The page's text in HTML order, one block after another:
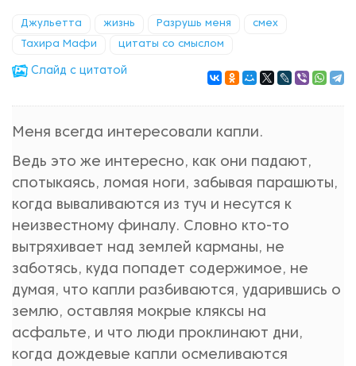
Джульетта жизнь Разрушь меня смех
Тахира Мафи цитаты со смыслом
Cлайд с цитатой
Меня всегда интересовали капли.
Ведь это же интересно, как они падают,
спотыкаясь, ломая ноги, забывая парашюты,
когда вываливаются из туч и несутся к
неизвестному финалу. Словно кто-то
вытряхивает над землей карманы, не
заботясь, куда попадет содержимое, не
думая, что капли разбиваются, ударившись о
землю, оставляя мокрые кляксы на
асфальте, и что люди проклинают дни,
когда дождевые капли осмеливаются